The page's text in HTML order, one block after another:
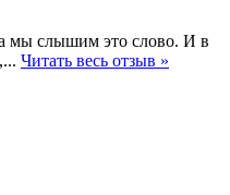
мы слышим это слово. И в
Читать весь отзыв »